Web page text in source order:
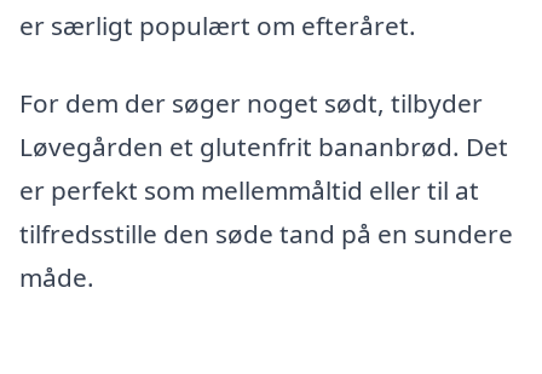
er særligt populært om efteråret.
For dem der søger noget sødt, tilbyder
Løvegården et glutenfrit bananbrød. Det
er perfekt som mellemmåltid eller til at
tilfredsstille den søde tand på en sundere
måde.